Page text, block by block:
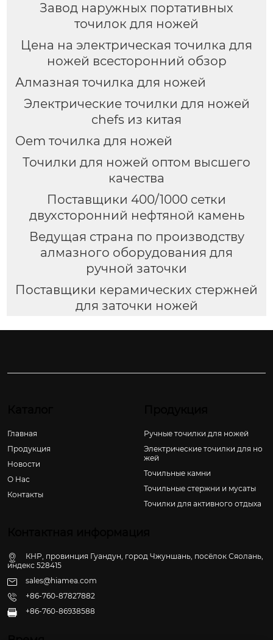
Завод наружных портативных
точилок для ножей
Цена на электрическая точилка для
ножей всесторонний обзор
Алмазная точилка для ножей
Электрические точилки для ножей
chefs из китая
Oem точилка для ножей
Точилки для ножей оптом высшего
качества
Поставщики 400/1000 сетки
двухсторонний нефтяной камень
Ведущая страна по производству
алмазного оборудования для
ручной заточки
Поставщики керамических стержней
для заточки ножей
Главная
Продукция
Новости
О Hас
Контакты
Ручные точилки для ножей
Электрические точилки для но
жей
Точильные камни
Точильные стержни и мусаты
Точилки для активного отдыха
КНР, провинция Гуандун, город Чжуншань, посёлок Сяолань,
индекс 528415
sales@hiamea.com
+86-760-87827882
 +86-760-86938588